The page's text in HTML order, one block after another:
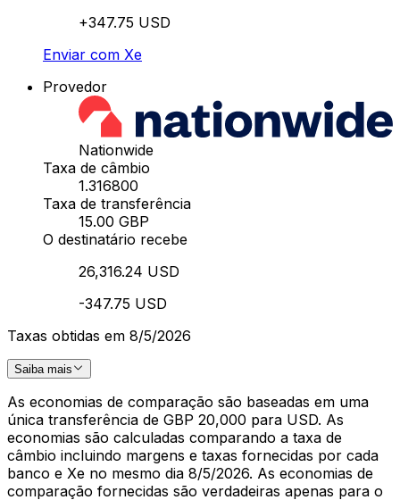
+347.75 USD
Enviar com Xe
Provedor
Nationwide
Taxa de câmbio
1.316800
Taxa de transferência
15.00 GBP
O destinatário recebe
26,316.24 USD
-347.75 USD
Taxas obtidas em 8/5/2026
Saiba mais
As economias de comparação são baseadas em uma
única transferência de GBP 20,000 para USD. As
economias são calculadas comparando a taxa de
câmbio incluindo margens e taxas fornecidas por cada
banco e Xe no mesmo dia 8/5/2026. As economias de
comparação fornecidas são verdadeiras apenas para o